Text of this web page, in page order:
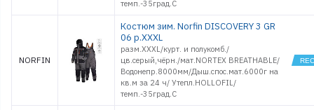
темп.-35град.С
NORFIN
Костюм зим. Norfin DISCOVERY 3 GR
06 р.XXXL
разм.XXXL/курт. и полукомб./
цв.серый,чёрн./мат.NORTEX BREATHABLE/
Водонепр.8000мм/Дыш.спос.мат.6000г на
кв.м за 24 ч/ Утепл.HOLLOFIL/
темп.-35град.С